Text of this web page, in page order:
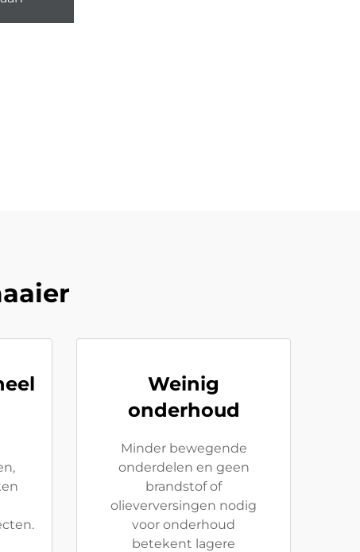
Weinig
onderhoud
Minder bewegende
onderdelen en geen
brandstof of
olieverversingen nodig
voor onderhoud
betekent lagere